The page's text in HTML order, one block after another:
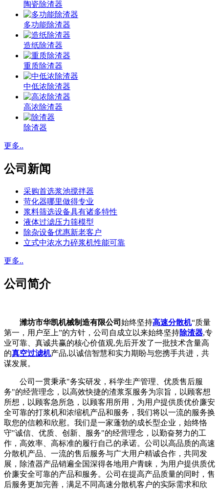
陶瓷除渣器
多功能除渣器
造纸除渣器
重质除渣器
中低浓除渣器
高浓除渣器
除渣器
更多..
公司新闻
采购首选浆池搅拌器
苛化器哪里做得专业
浆料筛选设备具有诸多特性
液体过滤压力筛模型
除杂设备优惠新老客户
立式中浓水力碎浆机性能可靠
更多..
公司简介
潍坊市华凯机械制造有限公司 始终坚持高速分散机“质量
第一，用户至上”的方针，公司自成立以来始终坚持除渣器,专
业可靠、真诚共赢的核心价值观,先后开发了一批技术含量高
的真空过滤机产品,以诚信智慧和实力期盼与您携手共进，共
谋发展。
公司一贯秉承"务实研发，科学生产管理、优质售后服
务"的经营理念，以高效快捷的渣浆泵服务为宗旨，以顾客想
所想，以顾客急所急，以顾客用所用，为用户提供质优价廉安
全可靠的打浆机和浓缩机产品和服务，我们将以一流的服务换
取您的信赖和欣慰。我们是一家蓬勃的成长型企业，始终恪
守"诚信、优质、创新、服务"的经营理念，以勤奋努力的工
作，高效率、高标准的履行自己的承诺。公司以高品质的高速
分散机产品、一流的售后服务与广大用户精诚合作，共同发
展，除渣器产品销遍全国深得各地用户青睐，为用户提供质优
价廉安全可靠的产品和服务。公司在提高产品质量的同时，售
后服务更加完善，满足不同高速分散机客户的实际需求和欣